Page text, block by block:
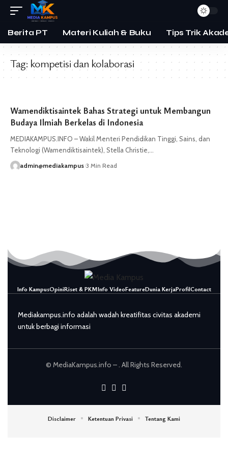
Berita PT Materi Kuliah & Buku Tips Trik
Tag: kompetisi dan kolaborasi
Wamendiktisaintek Bahas Strategi untuk Membangun
Budaya Ilmiah Berkelas di Indonesia
MEDIAKAMPUS.INFO – Wakil Menteri Pendidikan Tinggi, Sains, dan
Teknologi (Wamendiktisaintek), Stella Christie,…
admin@mediakampus 3 Min Read
Info KampusOpiniRiset & PKMInfo VideoFeatureDunia KerjaProfilContact
Mediakampus.info adalah wadah kreatifitas civitas akademi
untuk berbagi informasi
© MediaKampus.info – . All Rights Reserved.
Disclaimer Ketentuan Privasi Tentang Kami